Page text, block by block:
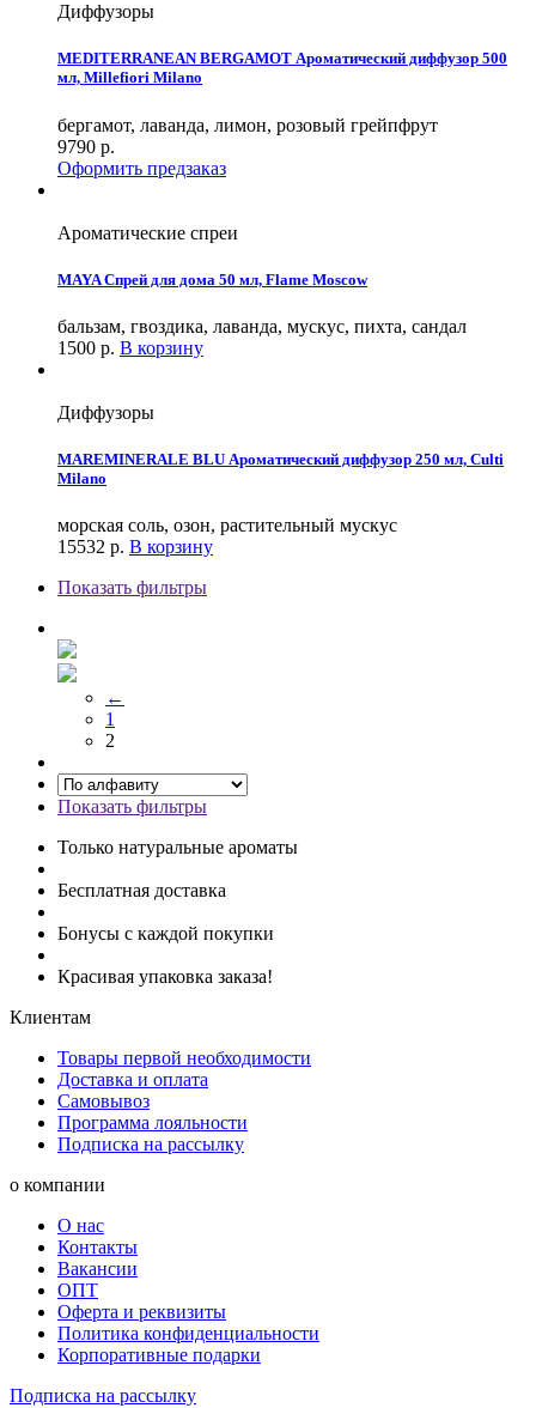
Диффузоры
MEDITERRANEAN BERGAMOT Ароматический диффузор 500
мл, Millefiori Milano
бергамот, лаванда, лимон, розовый грейпфрут
9790 р.
Оформить предзаказ
Ароматические спреи
MAYA Спрей для дома 50 мл, Flame Moscow
бальзам, гвоздика, лаванда, мускус, пихта, сандал
1500 р. В корзину
Диффузоры
MAREMINERALE BLU Ароматический диффузор 250 мл, Culti
Milano
морская соль, озон, растительный мускус
15532 р. В корзину
Показать фильтры
←
1
2
Показать фильтры
Только натуральные ароматы
Бесплатная доставка
Бонусы с каждой покупки
Красивая упаковка заказа!
Клиентам
Товары первой необходимости
Доставка и оплата
Самовывоз
Программа лояльности
Подписка на рассылку
о компании
О нас
Контакты
Вакансии
ОПТ
Оферта и реквизиты
Политика конфиденциальности
Корпоративные подарки
Подписка на рассылку